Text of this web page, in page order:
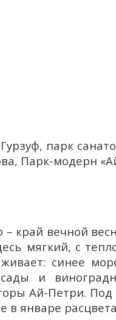
парк
Парк-модерн
– край вечной
мягкий, с
синее
и
Ай-Петри.
в январе